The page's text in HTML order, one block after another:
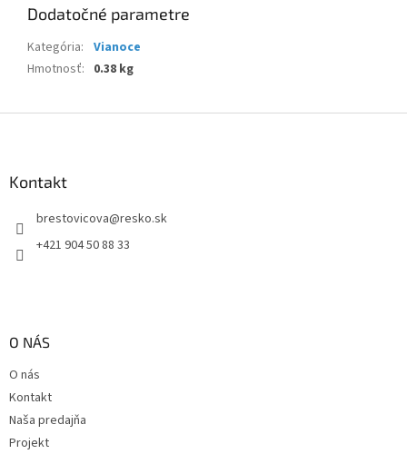
Dodatočné parametre
Kategória: Vianoce
Hmotnosť: 0.38 kg
Kontakt
brestovicova@resko.sk
+421 904 50 88 33
O NÁS
O nás
Kontakt
Naša predajňa
Projekt